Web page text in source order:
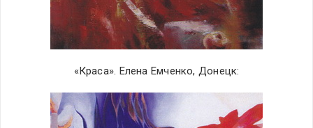
«Краса». Елена Емченко, Донецк: